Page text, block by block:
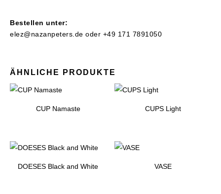
Bestellen unter:
elez@nazanpeters.de oder +49 171 7891050
ÄHNLICHE PRODUKTE
CUP Namaste CUPS Light
DOESES Black and White VASE